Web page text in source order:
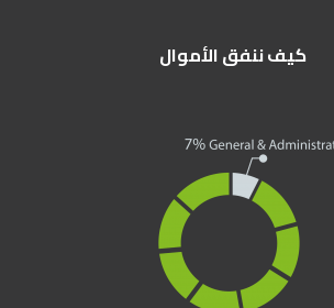
كيف ننفق الأموال